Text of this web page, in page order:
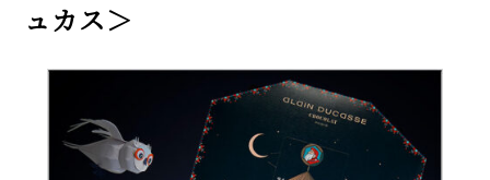
ュカス＞